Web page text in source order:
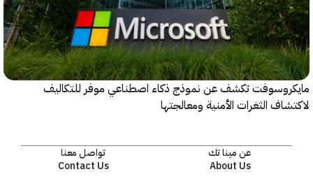
تكشف عن نموذج ذكاء اصطناعي موفر للتكاليف
الثغرات الأمنية ومعالجتها
عن مينا تك
About Us
تواصل معنا
Contact Us